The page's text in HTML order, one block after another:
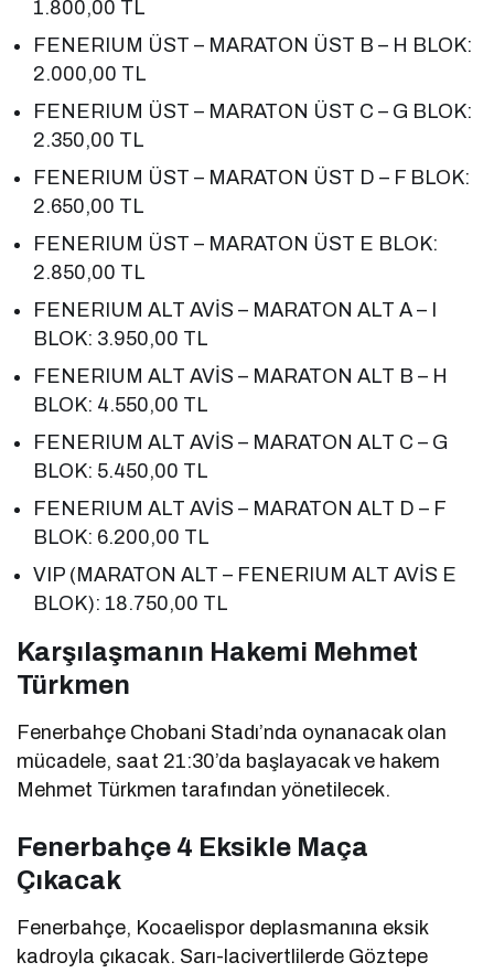
1.800,00 TL
FENERIUM ÜST – MARATON ÜST B – H BLOK:
2.000,00 TL
FENERIUM ÜST – MARATON ÜST C – G BLOK:
2.350,00 TL
FENERIUM ÜST – MARATON ÜST D – F BLOK:
2.650,00 TL
FENERIUM ÜST – MARATON ÜST E BLOK:
2.850,00 TL
FENERIUM ALT AVİS – MARATON ALT A – I
BLOK: 3.950,00 TL
FENERIUM ALT AVİS – MARATON ALT B – H
BLOK: 4.550,00 TL
FENERIUM ALT AVİS – MARATON ALT C – G
BLOK: 5.450,00 TL
FENERIUM ALT AVİS – MARATON ALT D – F
BLOK: 6.200,00 TL
VIP (MARATON ALT – FENERIUM ALT AVİS E
BLOK): 18.750,00 TL
Karşılaşmanın Hakemi Mehmet
Türkmen
Fenerbahçe Chobani Stadı’nda oynanacak olan
mücadele, saat 21:30’da başlayacak ve hakem
Mehmet Türkmen tarafından yönetilecek.
Fenerbahçe 4 Eksikle Maça
Çıkacak
Fenerbahçe, Kocaelispor deplasmanına eksik
kadroyla çıkacak. Sarı-lacivertlilerde Göztepe